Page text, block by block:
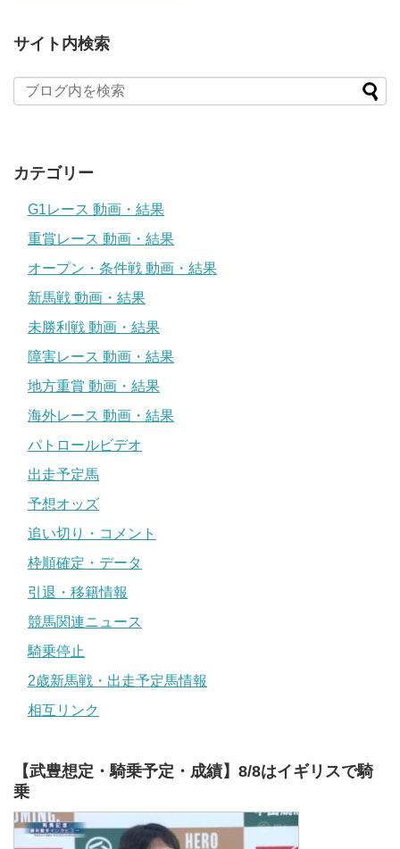
サイト内検索
カテゴリー
G1レース 動画・結果
重賞レース 動画・結果
オープン・条件戦 動画・結果
新馬戦 動画・結果
未勝利戦 動画・結果
障害レース 動画・結果
地方重賞 動画・結果
海外レース 動画・結果
パトロールビデオ
出走予定馬
予想オッズ
追い切り・コメント
枠順確定・データ
引退・移籍情報
競馬関連ニュース
騎乗停止
2歳新馬戦・出走予定馬情報
相互リンク
【武豊想定・騎乗予定・成績】8/8はイギリスで騎
乗